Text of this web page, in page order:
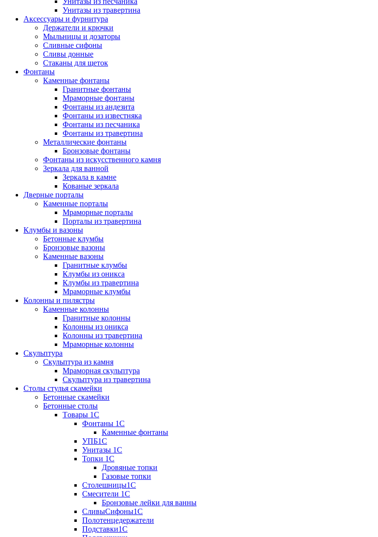
Унитазы из травертина
Аксессуары и фурнитура
Держатели и крючки
Мыльницы и дозаторы
Сливные сифоны
Сливы донные
Стаканы для щеток
Фонтаны
Каменные фонтаны
Гранитные фонтаны
Мраморные фонтаны
Фонтаны из андезита
Фонтаны из известняка
Фонтаны из песчаника
Фонтаны из травертина
Металлические фонтаны
Бронзовые фонтаны
Фонтаны из искусственного камня
Зеркала для ванной
Зеркала в камне
Кованые зеркала
Дверные порталы
Каменные порталы
Мраморные порталы
Порталы из травертина
Клумбы и вазоны
Бетонные клумбы
Бронзовые вазоны
Каменные вазоны
Гранитные клумбы
Клумбы из оникса
Клумбы из травертина
Мраморные клумбы
Колонны и пилястры
Каменные колонны
Гранитные колонны
Колонны из оникса
Колонны из травертина
Мраморные колонны
Скульптура
Скульптура из камня
Мраморная скульптура
Скульптура из травертина
Столы стулья скамейки
Бетонные скамейки
Бетонные столы
Tовары 1C
Фонтаны 1C
Каменные фонтаны
УПБ1С
Унитазы 1С
Топки 1С
Дровяные топки
Газовые топки
Столешницы1С
Смесители 1С
Бронзовые лейки для ванны
СливыСифоны1С
Полотенцедержатели
Подставки1С